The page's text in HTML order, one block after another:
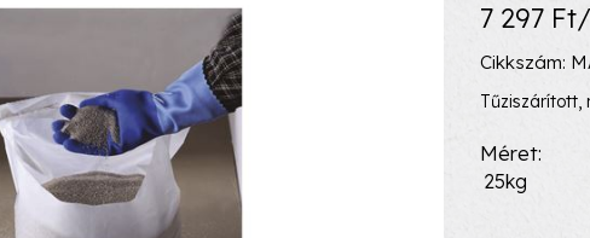
7 297
Cikkszám:
Tűziszárított,
Méret
25kg